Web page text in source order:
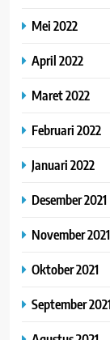
Mei 2022
April 2022
Maret 2022
Februari 2022
Januari 2022
Desember 2021
November 2021
Oktober 2021
September